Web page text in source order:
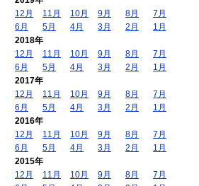
12月
11月 10月 9月 8月
7月
6月
5月 4月 3月 2月
1月
2018年
12月
11月 10月 9月 8月
7月
6月
5月 4月 3月 2月
1月
2017年
12月
11月 10月 9月 8月
7月
6月
5月 4月 3月 2月
1月
2016年
12月
11月 10月 9月 8月
7月
6月
5月 4月 3月 2月
1月
2015年
12月
11月 10月 9月 8月
7月